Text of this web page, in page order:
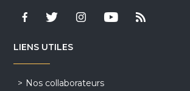
LIENS UTILES
Nos collaborateurs